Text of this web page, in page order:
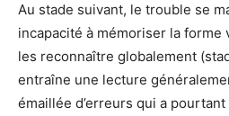
Au stade suivant, le trouble se
incapacité à mémoriser la forme
les reconnaître globalement
entraîne une lecture
émaillée d’erreurs qui a